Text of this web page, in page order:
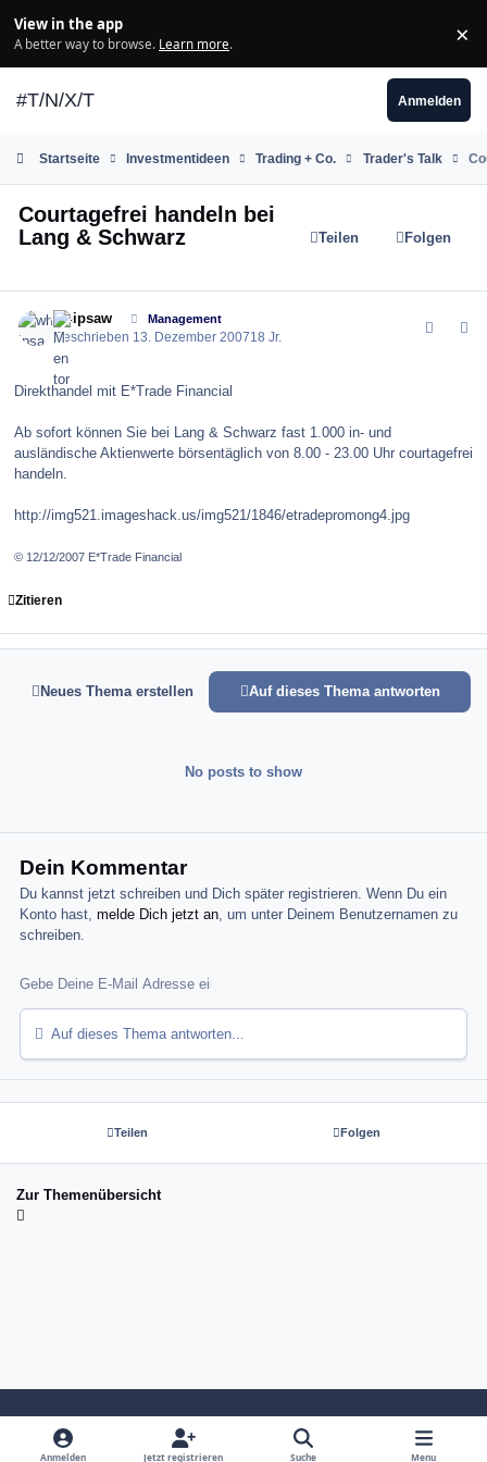
View in the app
A better way to browse. Learn more. ×
#T/N/X/T Anmelden
Startseite Investmentideen Trading + Co. Trader's Talk
Courtagefrei handeln bei
Lang & Schwarz
Teilen Folgen
whipsaw Management
Geschrieben 13. Dezember 200718 Jr.
Direkthandel mit E*Trade Financial
Ab sofort können Sie bei Lang & Schwarz fast 1.000 in- und
ausländische Aktienwerte börsentäglich von 8.00 - 23.00 Uhr courtagefrei
handeln.
http://img521.imageshack.us/img521/1846/etradepromong4.jpg
© 12/12/2007 E*Trade Financial
Zitieren
Neues Thema erstellen Auf dieses Thema antworten
No posts to show
Dein Kommentar
Du kannst jetzt schreiben und Dich später registrieren. Wenn Du ein
Konto hast,melde Dich jetzt an, um unter Deinem Benutzernamen zu
schreiben.
Auf dieses Thema antworten...
Teilen Folgen
Zur Themenübersicht
Light ModeDark ModeSystem Preference
Anmelden Jetzt registrieren Suche Menu